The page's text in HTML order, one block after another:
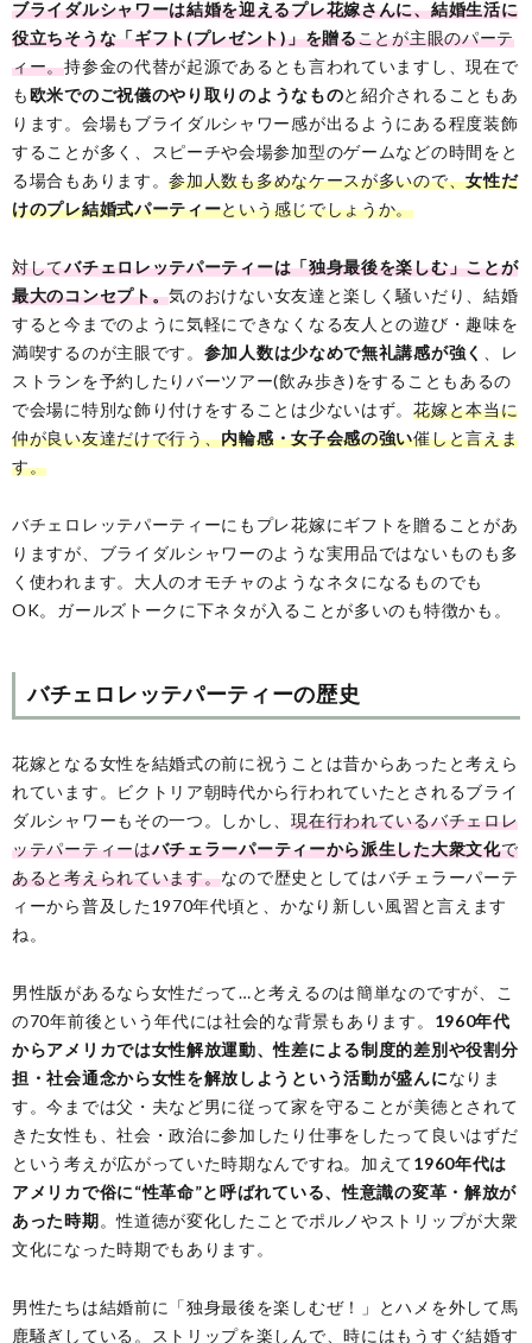
ブライダルシャワーは結婚を迎えるプレ花嫁さんに、結婚生活に
役立ちそうな「ギフト(プレゼント)」を贈ることが主眼のパーテ
ィー。持参金の代替が起源であるとも言われていますし、現在で
も欧米でのご祝儀のやり取りのようなものと紹介されることもあ
ります。会場もブライダルシャワー感が出るようにある程度装飾
することが多く、スピーチや会場参加型のゲームなどの時間をと
る場合もあります。参加人数も多めなケースが多いので、女性だ
けのプレ結婚式パーティーという感じでしょうか。
対してバチェロレッテパーティーは「独身最後を楽しむ」ことが
最大のコンセプト。気のおけない女友達と楽しく騒いだり、結婚
すると今までのように気軽にできなくなる友人との遊び・趣味を
満喫するのが主眼です。 参加人数は少なめで無礼講感が強く
、レ
ストランを予約したりバーツアー(飲み歩き)をすることもあるの
で会場に特別な飾り付けをすることは少ないはず。花嫁と本当に
仲が良い友達だけで行う、内輪感・女子会感の強い催しと言えま
す。
バチェロレッテパーティーにもプレ花嫁にギフトを贈ることがあ
りますが、ブライダルシャワーのような実用品ではないものも多
く使われます。大人のオモチャのようなネタになるものでも
OK。ガールズトークに下ネタが入ることが多いのも特徴かも。
バチェロレッテパーティーの歴史
花嫁となる女性を結婚式の前に祝うことは昔からあったと考えら
れています。ビクトリア朝時代から行われていたとされるブライ
ダルシャワーもその一つ。しかし、現在行われているバチェロレ
ッテパーティーはバチェラーパーティーから派生した大衆文化で
あると考えられています。なので歴史としてはバチェラーパーテ
ィーから普及した1970年代頃と、かなり新しい風習と言えます
ね。
男性版があるなら女性だって…と考えるのは簡単なのですが、こ
の70年前後という年代には社会的な背景もあります。 1960年代
からアメリカでは女性解放運動、性差による制度的差別や役割分
担・社会通念から女性を解放しようという活動が盛んになりま
す。今までは父・夫など男に従って家を守ることが美徳とされて
きた女性も、社会・政治に参加したり仕事をしたって良いはずだ
という考えが広がっていた時期なんですね。加えて1960年代は
アメリカで俗に“性革命”と呼ばれている、性意識の変革・解放が
あった時期。性道徳が変化したことでポルノやストリップが大衆
文化になった時期でもあります。
男性たちは結婚前に「独身最後を楽しむぜ！」とハメを外して馬
鹿騒ぎしている。ストリップを楽しんで、時にはもうすぐ結婚す